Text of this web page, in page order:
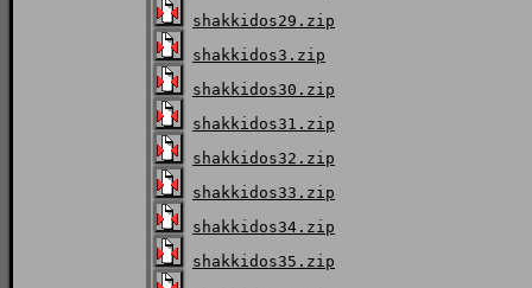
shakkidos29.zip
shakkidos3.zip
shakkidos30.zip
shakkidos31.zip
shakkidos32.zip
shakkidos33.zip
shakkidos34.zip
shakkidos35.zip